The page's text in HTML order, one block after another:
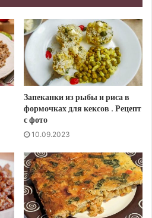
Запеканки из рыбы и риса в
формочках для кексов . Рецепт
с фото
10.09.2023